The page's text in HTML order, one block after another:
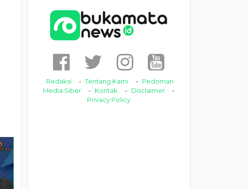
Redaksi Tentang Kami
Pedoman
Media Siber
Kontak
Disclaimer
Privacy Policy